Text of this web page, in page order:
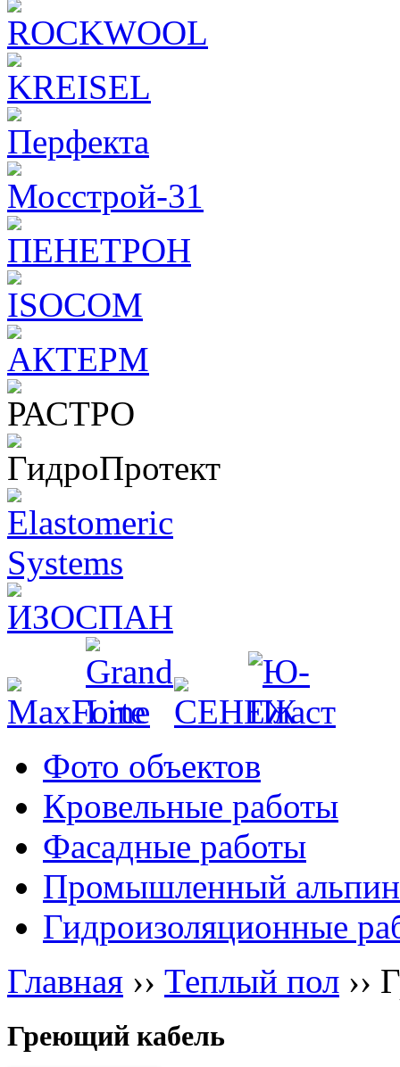
Фото объектов
Кровельные работы
Фасадные работы
Промышленный
Гидроизоляционные
Главная ›› Теплый пол ››
Греющий кабель